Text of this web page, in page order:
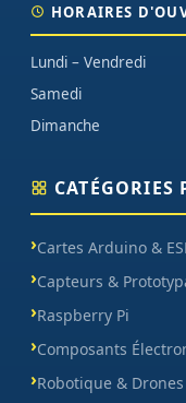
HORAIRES
Lundi – Vendredi
Samedi
Dimanche
CATÉGORIES
Cartes Arduino &
Capteurs &
Raspberry Pi
Composants
Robotique & Drones